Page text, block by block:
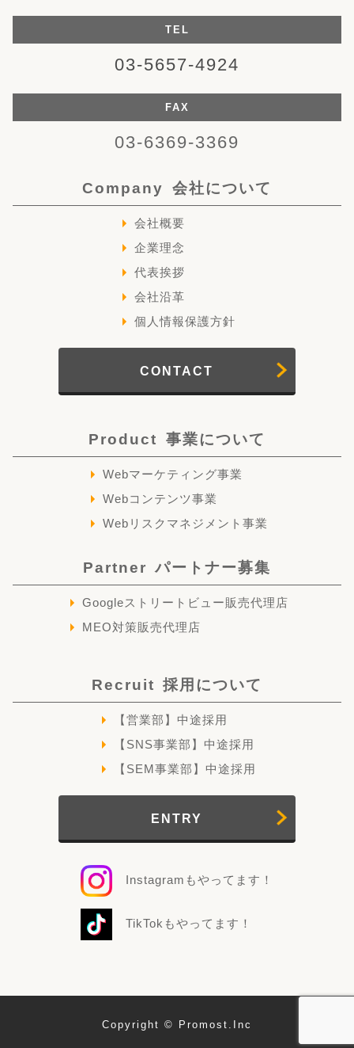
TEL
03-5657-4924
FAX
03-6369-3369
Company 会社について
会社概要
企業理念
代表挨拶
会社沿革
個人情報保護方針
CONTACT
Product 事業について
Webマーケティング事業
Webコンテンツ事業
Webリスクマネジメント事業
Partner パートナー募集
Googleストリートビュー販売代理店
MEO対策販売代理店
Recruit 採用について
【営業部】中途採用
【SNS事業部】中途採用
【SEM事業部】中途採用
ENTRY
Instagramもやってます！
TikTokもやってます！
Copyright © Promost.Inc